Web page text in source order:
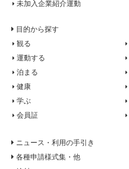
未加入企業紹介運動
目的から探す
観る
運動する
泊まる
健康
学ぶ
会員証
ニュース・利用の手引き
各種申請様式集・他